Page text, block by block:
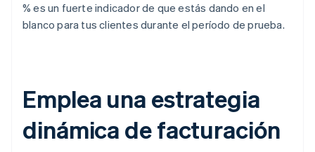
% es un fuerte indicador de que estás dando en el
blanco para tus clientes durante el período de prueba.
Emplea una estrategia
dinámica de facturación